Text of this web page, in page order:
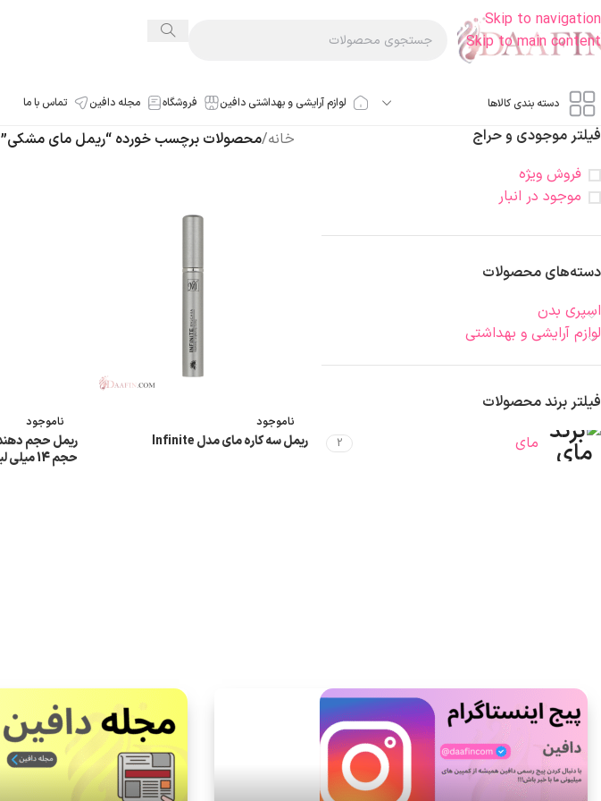
Skip to navigation
Skip to main content
دسته بندی کالاها لوازم آرایشی و بهداشتی دافین فروشگاه مجله دافین تماس با ما
فیلتر موجودی و حراج
فروش ویژه
موجود در انبار
دسته‌های محصولات
اسپری بدن
لوازم آرایشی و بهداشتی
فیلتر برند محصولات
مای
2
خانه/محصولات برچسب خورده “ریمل مای مشکی”
ناموجود
ریمل سه کاره مای مدل Infinite
ناموجود
حجم 14 میلی لیتر